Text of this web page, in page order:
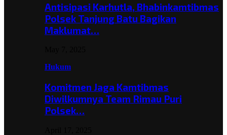
Antisipasi Karhutla, Bhabinkamtibmas
Polsek Tanjung Batu Bagikan
Maklumat…
Hukum
Komitmen Jaga Kamtibmas
Diwilkumnya Team Rimau Puri
Polsek…